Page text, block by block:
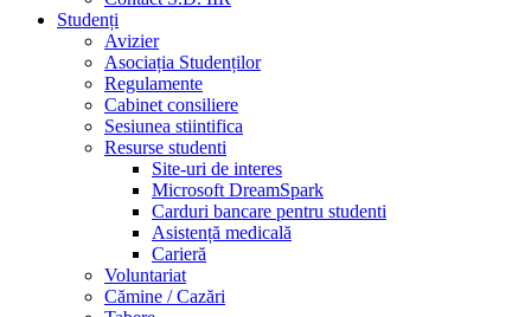
Studenți
Avizier
Asociația Studenților
Regulamente
Cabinet consiliere
Sesiunea stiintifica
Resurse studenti
Site-uri de interes
Microsoft DreamSpark
Carduri bancare pentru studenti
Asistență medicală
Carieră
Voluntariat
Cămine / Cazări